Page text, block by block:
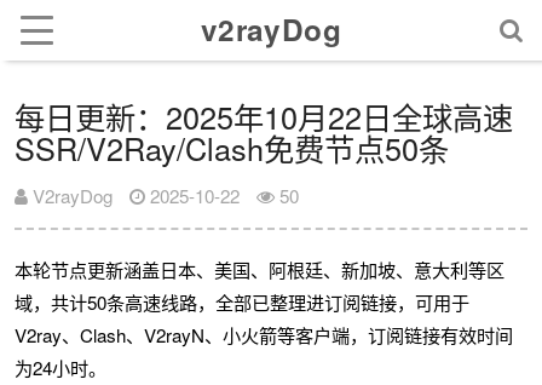
v2rayDog
每日更新：2025年10月22日全球高速
SSR/V2Ray/Clash免费节点50条
V2rayDog 2025-10-22 50
本轮节点更新涵盖日本、美国、阿根廷、新加坡、意大利等区
域，共计50条高速线路，全部已整理进订阅链接，可用于
V2ray、Clash、V2rayN、小火箭等客户端，订阅链接有效时间
为24小时。